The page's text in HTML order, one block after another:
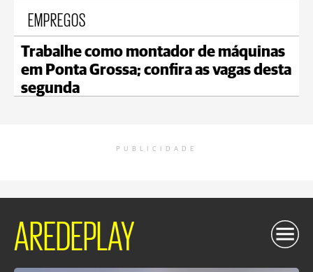
EMPREGOS
Trabalhe como montador de máquinas
em Ponta Grossa; confira as vagas desta
segunda
PUBLICIDADE
AREDEPLAY